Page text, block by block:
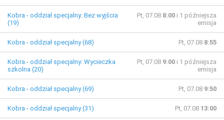
Kobra - oddział specjalny: Bez wyjścia
(19)
Pt, 07.08 8:00 i 1 późniejsza
emisja
Kobra - oddział specjalny (68) Pt, 07.08 8:55
Kobra - oddział specjalny: Wycieczka
szkolna (20)
Pt, 07.08 9:00 i 1 późniejsza
emisja
Kobra - oddział specjalny (69) Pt, 07.08 9:50
Kobra - oddział specjalny (31) Pt, 07.08 13:00